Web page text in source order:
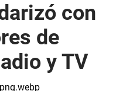
con
de
y TV